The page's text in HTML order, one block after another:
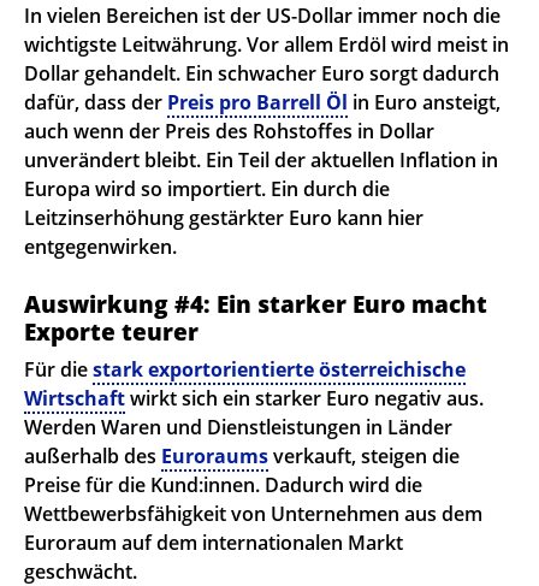
In vielen Bereichen ist der US-Dollar immer noch die
wichtigste Leitwährung. Vor allem Erdöl wird meist in
Dollar gehandelt. Ein schwacher Euro sorgt dadurch
dafür, dass der Preis pro Barrell Öl in Euro ansteigt,
auch wenn der Preis des Rohstoffes in Dollar
unverändert bleibt. Ein Teil der aktuellen Inflation in
Europa wird so importiert. Ein durch die
Leitzinserhöhung gestärkter Euro kann hier
entgegenwirken.
Auswirkung #4: Ein starker Euro macht
Exporte teurer
Für diestark exportorientierte österreichische
Wirtschaftwirkt sich ein starker Euro negativ aus.
Werden Waren und Dienstleistungen in Länder
außerhalb des Euroraumsverkauft, steigen die
Preise für die Kund:innen. Dadurch wird die
Wettbewerbsfähigkeit von Unternehmen aus dem
Euroraum auf dem internationalen Markt
geschwächt.